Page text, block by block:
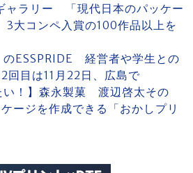
ャラリー 「現代日本のパッケー
大コンペ入賞の100作品以上を
のESSPRIDE 経営者や学生との
目は11月22日、広島で
い！】森永製菓 渡辺啓太その
ージを作成できる「おかしプリ